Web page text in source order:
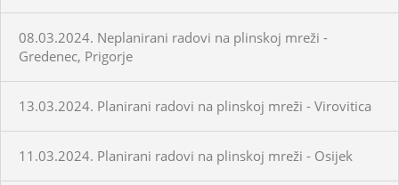
08.03.2024. Neplanirani radovi na plinskoj mreži -
Gredenec, Prigorje
13.03.2024. Planirani radovi na plinskoj mreži - Virovitica
11.03.2024. Planirani radovi na plinskoj mreži - Osijek